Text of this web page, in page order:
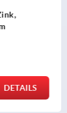
DETAILS